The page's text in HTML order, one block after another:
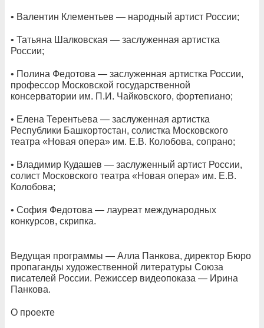
• Валентин Клементьев — народный артист России;
• Татьяна Шалковская — заслуженная артистка
России;
• Полина Федотова — заслуженная артистка России,
профессор Московской государственной
консерватории им. П.И. Чайковского, фортепиано;
• Елена Терентьева — заслуженная артистка
Республики Башкортостан, солистка Московского
театра «Новая опера» им. Е.В. Колобова, сопрано;
• Владимир Кудашев — заслуженный артист России,
солист Московского театра «Новая опера» им. Е.В.
Колобова;
• София Федотова — лауреат международных
конкурсов, скрипка.
Ведущая программы — Алла Панкова, директор Бюро
пропаганды художественной литературы Союза
писателей России. Режиссер видеопоказа — Ирина
Панкова.
О проекте